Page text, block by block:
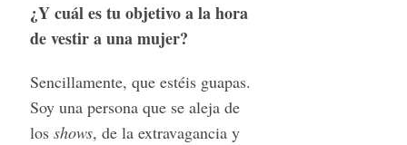
¿Y cuál es tu objetivo a la hora
de vestir a una mujer?
Sencillamente, que estéis guapas.
Soy una persona que se aleja de
los shows, de la extravagancia y